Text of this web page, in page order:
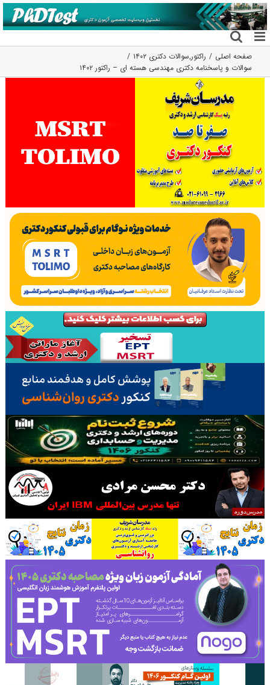
رفتن
به
محتوا
صفحه اصلی راکتور,سوالات دکتری ۱۴۰۲
سوالات و پاسخنامه دکتری مهندسی هسته ای – راکتور ۱۴۰۲